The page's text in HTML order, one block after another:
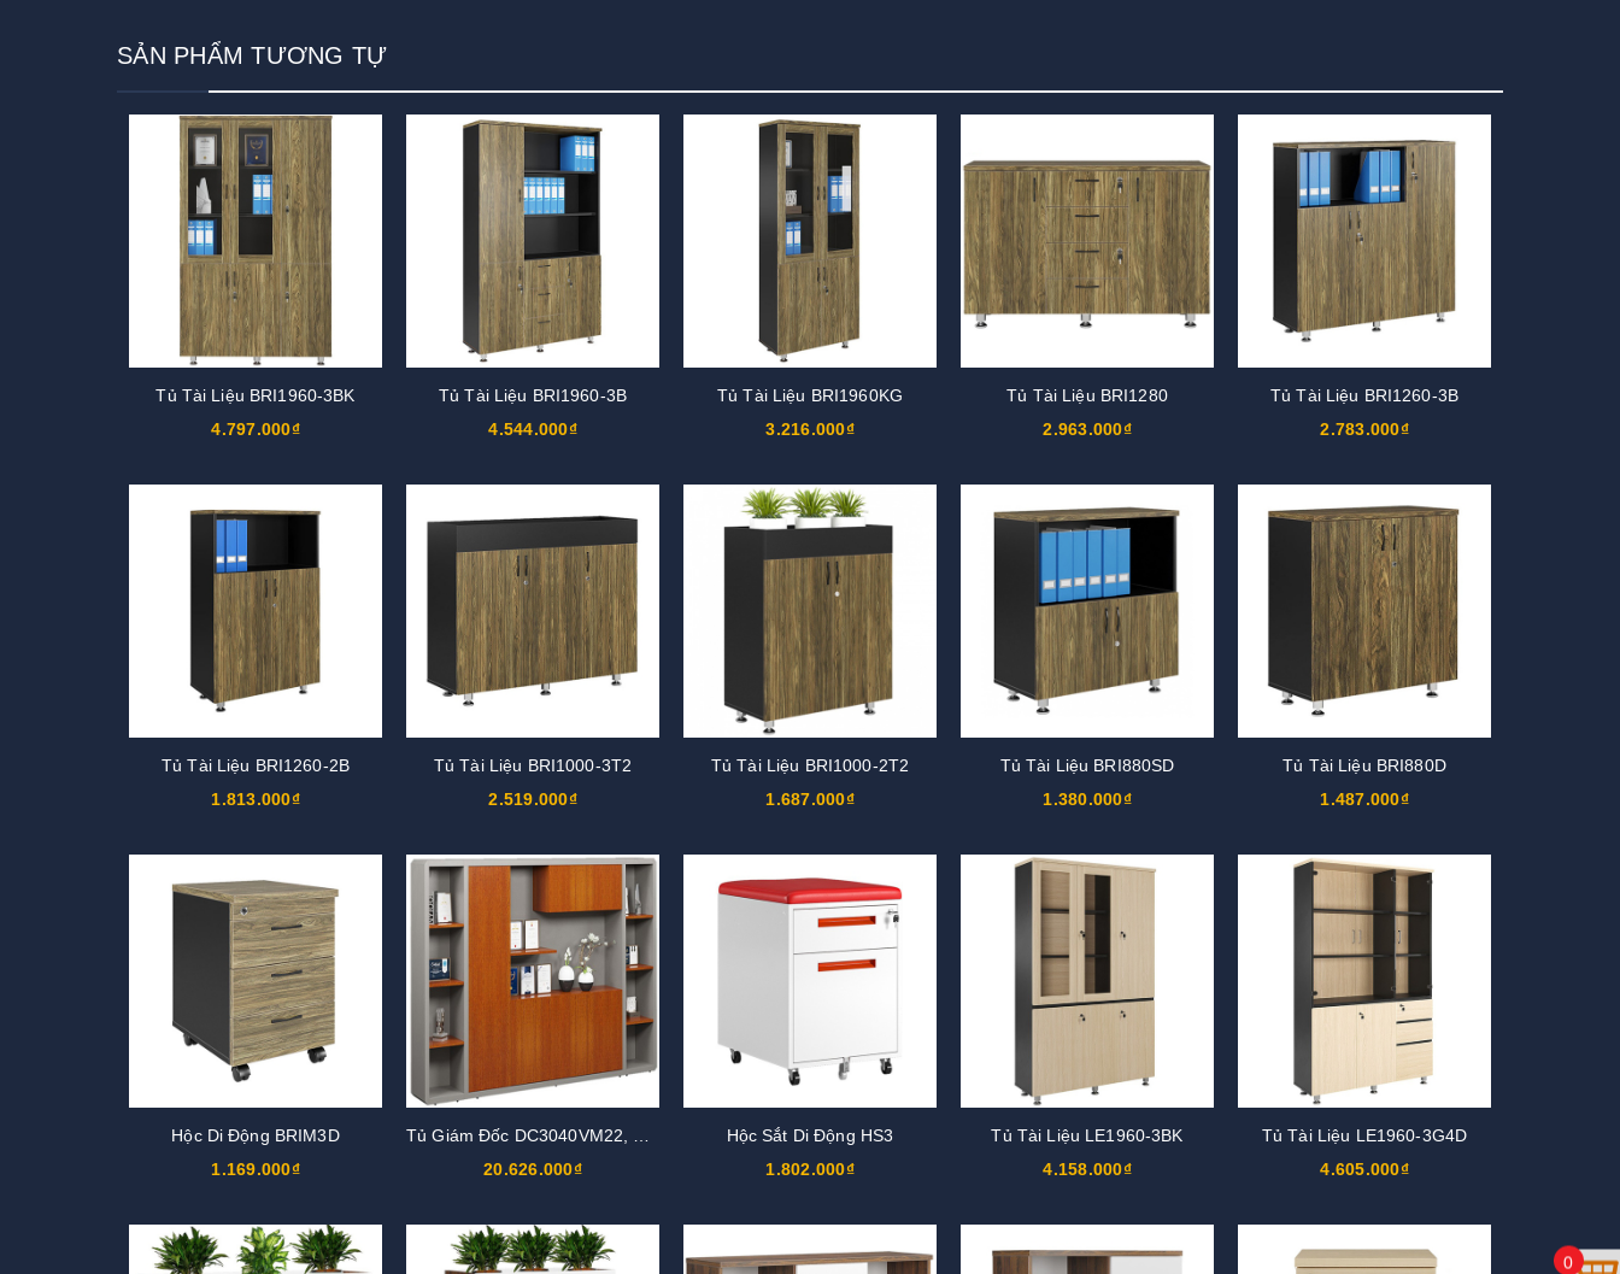
SẢN PHẨM TƯƠNG TỰ
Tủ Tài Liệu BRI1960-3BK
4.797.000₫
Tủ Tài Liệu BRI1960-3B
4.544.000₫
Tủ Tài Liệu BRI1960KG
3.216.000₫
Tủ Tài Liệu BRI1280
2.963.000₫
Tủ Tài Liệu BRI1260-3B
2.783.000₫
Tủ Tài Liệu BRI1260-2B
1.813.000₫
Tủ Tài Liệu BRI1000-3T2
2.519.000₫
Tủ Tài Liệu BRI1000-2T2
1.687.000₫
Tủ Tài Liệu BRI880SD
1.380.000₫
Tủ Tài Liệu BRI880D
1.487.000₫
Hộc Di Động BRIM3D
1.169.000₫
20.626.000₫
Hộc Sắt Di Động HS3
1.802.000₫
Tủ Tài Liệu LE1960-3BK
4.158.000₫
Tủ Tài Liệu LE1960-3G4D
4.605.000₫
0